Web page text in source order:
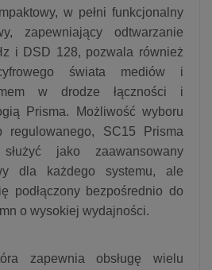
w pełni funkcjonalny
zapewniający odtwarzanie
i DSD 128, pozwala również
świata mediów i
w drodze łączności i
Prisma. Możliwość wyboru
regulowanego, SC15 Prisma
jako zaawansowany
dla każdego systemu, ale
podłączony bezpośrednio do
o wysokiej wydajności.
zapewnia obsługę wielu